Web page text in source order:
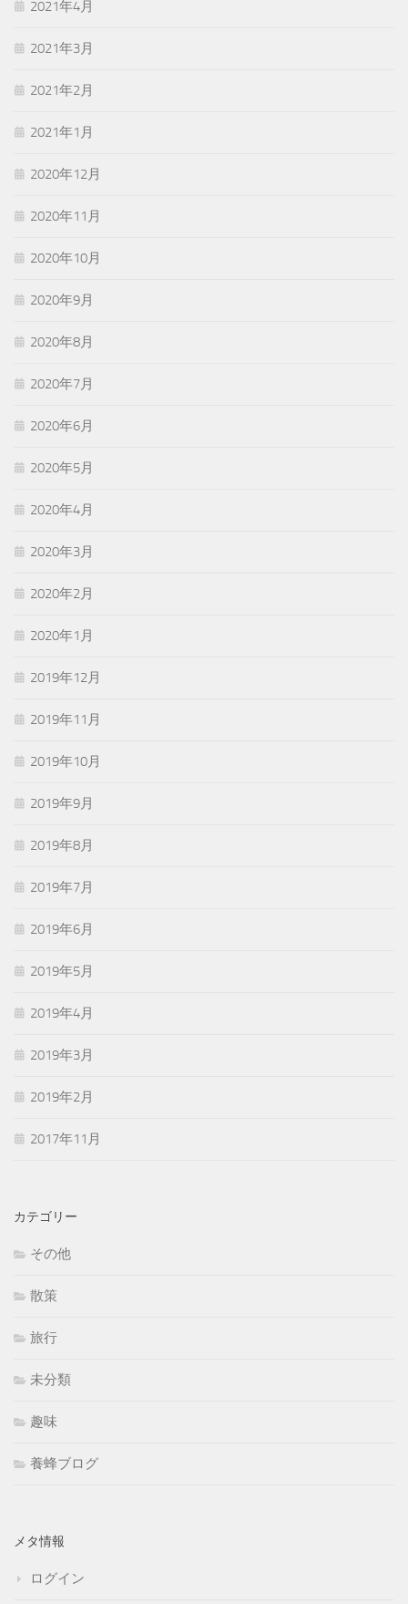
2021年4月
2021年3月
2021年2月
2021年1月
2020年12月
2020年11月
2020年10月
2020年9月
2020年8月
2020年7月
2020年6月
2020年5月
2020年4月
2020年3月
2020年2月
2020年1月
2019年12月
2019年11月
2019年10月
2019年9月
2019年8月
2019年7月
2019年6月
2019年5月
2019年4月
2019年3月
2019年2月
2017年11月
カテゴリー
その他
散策
旅行
未分類
趣味
養蜂ブログ
メタ情報
ログイン